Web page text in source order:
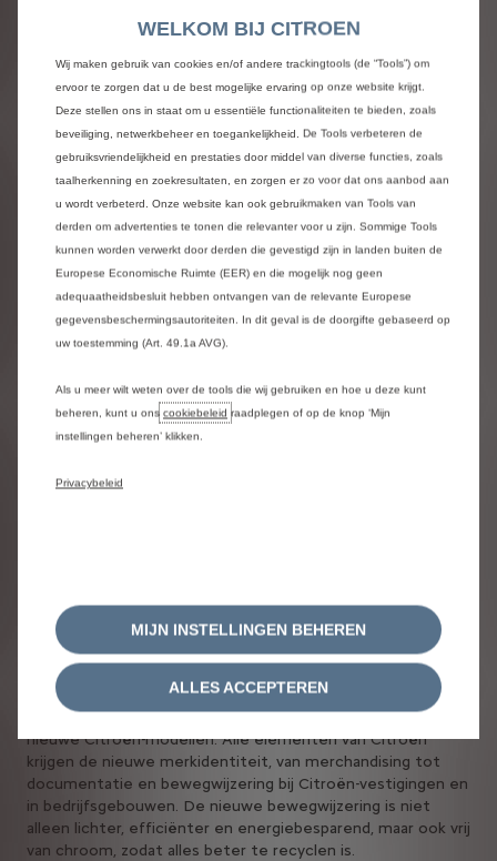
onderstreept dat Citroën zijn missie om elektrische
uitvoert, terwijl het zijn DNA bewaart waarin
toegankelijkheid, durf en welzijn van de klant is verankerd.
Een essentiële doelstelling was om elementen te
introduceren die zijn geïnspireerd door merken buiten de
auto-industrie, bijvoorbeeld cosmetica- en kledingmerken.
Daarmee wil Citroën de warme kant van het merk naar
voren brengen, die prettig is om te zien ongeacht de
omgeving. De nieuwe identiteit is bijvoorbeeld zorgvuldig
vormgegeven met een pure en vereenvoudigde
gebruikersinterface, zodat klanten een gevoel van rust
ervaren tijdens hun hele digitale reis met Citroën, van
woonkamer tot showroom.
Ook heeft Citroën bijzondere zorg besteed aan het
ontwerp, om ervoor te zorgen dat de digitale ervaring
voldoet aan zowel de verwachtingen van klanten op het
veeleisende vereisten voor online verkoop.
daarbuiten in de My Citroën-app. Zodoende wordt klanten
een interessante en samenhangende Citroën-ervaring
geboden.
De nieuwe identiteit zal ook verder gaan dan de digitale
omgeving en toepassing van het nieuwe logo op en in de
nieuwe Citroën-modellen. Alle elementen van Citroën
krijgen de nieuwe merkidentiteit, van merchandising tot
documentatie en bewegwijzering bij Citroën-vestigingen en
in bedrijfsgebouwen. De nieuwe bewegwijzering is niet
alleen lichter, efficiënter en energiebesparend, maar ook vrij
van chroom, zodat alles beter te recyclen is.
WELKOM BIJ CITROEN
Wij maken gebruik van cookies en/of andere trackingtools (de “Tools”) om
ervoor te zorgen dat u de best mogelijke ervaring op onze website krijgt.
Deze stellen ons in staat om u essentiële functionaliteiten te bieden, zoals
beveiliging, netwerkbeheer en toegankelijkheid. De Tools verbeteren de
gebruiksvriendelijkheid en prestaties door middel van diverse functies, zoals
taalherkenning en zoekresultaten, en zorgen er zo voor dat ons aanbod aan
u wordt verbeterd. Onze website kan ook gebruikmaken van Tools van
derden om advertenties te tonen die relevanter voor u zijn. Sommige Tools
kunnen worden verwerkt door derden die gevestigd zijn in landen buiten de
Europese Economische Ruimte (EER) en die mogelijk nog geen
adequaatheidsbesluit hebben ontvangen van de relevante Europese
gegevensbeschermingsautoriteiten. In dit geval is de doorgifte gebaseerd op
uw toestemming (Art. 49.1a AVG).
Als u meer wilt weten over de tools die wij gebruiken en hoe u deze kunt
beheren, kunt u ons cookiebeleid raadplegen of op de knop ‘Mijn
instellingen beheren’ klikken.
Privacybeleid
MIJN INSTELLINGEN BEHEREN
ALLES ACCEPTEREN